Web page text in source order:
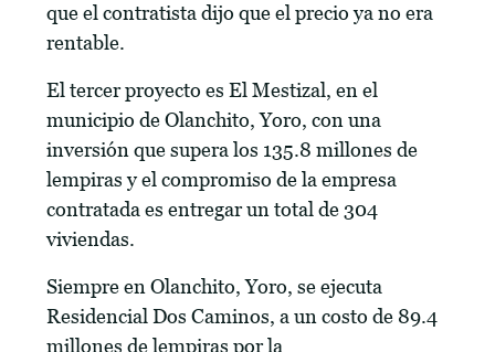
que el contratista dijo que el precio ya no era
rentable.
El tercer proyecto es El Mestizal, en el
municipio de Olanchito, Yoro, con una
inversión que supera los 135.8 millones de
lempiras y el compromiso de la empresa
contratada es entregar un total de 304
viviendas.
Siempre en Olanchito, Yoro, se ejecuta
Residencial Dos Caminos, a un costo de 89.4
millones de lempiras por la